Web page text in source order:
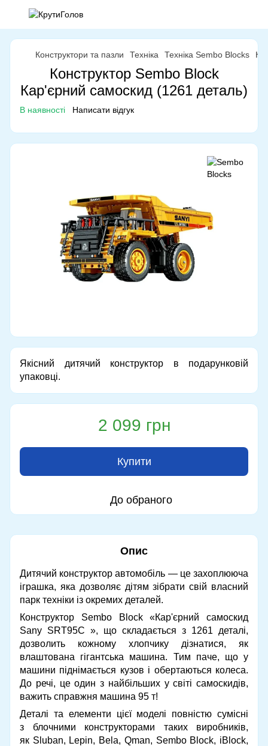
Конструктори та пазли Техніка Техніка Sembo Blocks
Конструктор Sembo Block
Кар'єрний самоскид (1261 деталь)
В наявності Написати відгук
Якісний дитячий конструктор в подарунковій
упаковці.
2 099 грн
Купити
До обраного
Опис
Дитячий конструктор автомобіль — це захоплююча
іграшка, яка дозволяє дітям зібрати свій власний
парк техніки із окремих деталей.
Конструктор Sembo Block «Кар'єрний самоскид
Sany SRT95С », що складається з 1261 деталі,
дозволить кожному хлопчику дізнатися, як
влаштована гігантська машина. Тим паче, що у
машини піднімається кузов і обертаються колеса.
До речі, це один з найбільших у світі самоскидів,
важить справжня машина 95 т!
Деталі та елементи цієї моделі повністю сумісні
з блочними конструкторами таких виробників,
як Sluban, Lepin, Bela, Qman, Sembo Block, iBlock,